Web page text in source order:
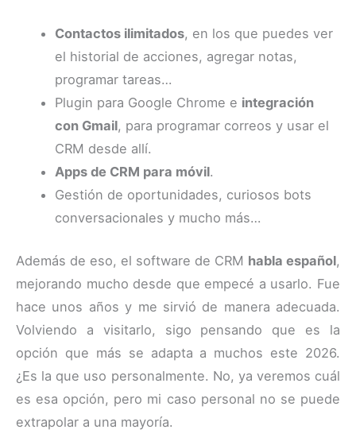
Contactos ilimitados, en los que puedes ver
el historial de acciones, agregar notas,
programar tareas…
Plugin para Google Chrome e integración
con Gmail, para programar correos y usar el
CRM desde allí.
Apps de CRM para móvil.
Gestión de oportunidades, curiosos bots
conversacionales y mucho más…
Además de eso, el software de CRM habla español,
mejorando mucho desde que empecé a usarlo. Fue
hace unos años y me sirvió de manera adecuada.
Volviendo a visitarlo, sigo pensando que es la
opción que más se adapta a muchos este 2026.
¿Es la que uso personalmente. No, ya veremos cuál
es esa opción, pero mi caso personal no se puede
extrapolar a una mayoría.